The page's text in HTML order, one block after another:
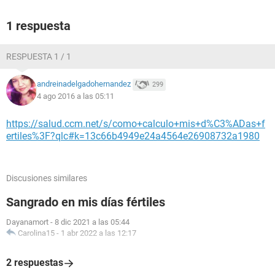
1 respuesta
RESPUESTA 1 / 1
andreinadelgadohernandez 299
4 ago 2016 a las 05:11
https://salud.ccm.net/s/como+calculo+mis+d%C3%ADas+f
ertiles%3F?qlc#k=13c66b4949e24a4564e26908732a1980
Discusiones similares
Sangrado en mis días fértiles
Dayanamort - 8 dic 2021 a las 05:44
Carolina15 - 1 abr 2022 a las 12:17
2 respuestas